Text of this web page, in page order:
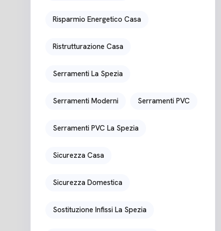
Risparmio Energetico Casa
Ristrutturazione Casa
Serramenti La Spezia
Serramenti Moderni Serramenti PVC
Serramenti PVC La Spezia
Sicurezza Casa
Sicurezza Domestica
Sostituzione Infissi La Spezia